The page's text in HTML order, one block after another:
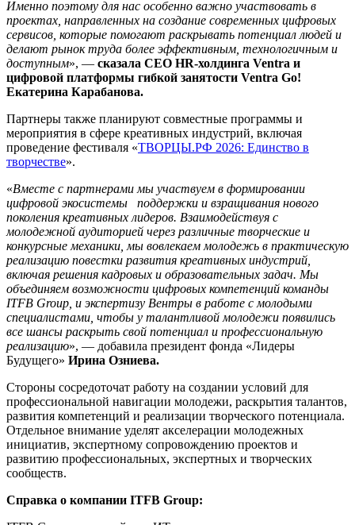
Именно поэтому для нас особенно важно участвовать в
проектах, направленных на создание современных цифровых
сервисов, которые помогают раскрывать потенциал людей и
делают рынок труда более эффективным, технологичным и
доступным», — сказала CEO HR-холдинга Ventra и
цифровой платформы гибкой занятости Ventra Go!
Екатерина Карабанова.
Партнеры также планируют совместные программы и
мероприятия в сфере креативных индустрий, включая
проведение фестиваля «ТВОРЦЫ.РФ 2026: Единство в
творчестве».
«Вместе с партнерами мы участвуем в формировании
цифровой экосистемы поддержки и взращивания нового
поколения креативных лидеров. Взаимодействуя с
молодежной аудиторией через различные творческие и
конкурсные механики, мы вовлекаем молодежь в практическую
реализацию повестки развития креативных индустрий,
включая решения кадровых и образовательных задач. Мы
объединяем возможности цифровых компетенций команды
ITFB Group, и экспертизу Вентры в работе с молодыми
специалистами, чтобы у талантливой молодежи появились
все шансы раскрыть свой потенциал и профессиональную
реализацию», — добавила президент фонда «Лидеры
Будущего» Ирина Озниева.
Стороны сосредоточат работу на создании условий для
профессиональной навигации молодежи, раскрытия талантов,
развития компетенций и реализации творческого потенциала.
Отдельное внимание уделят акселерации молодежных
инициатив, экспертному сопровождению проектов и
развитию профессиональных, экспертных и творческих
сообществ.
Справка о компании ITFB Group: